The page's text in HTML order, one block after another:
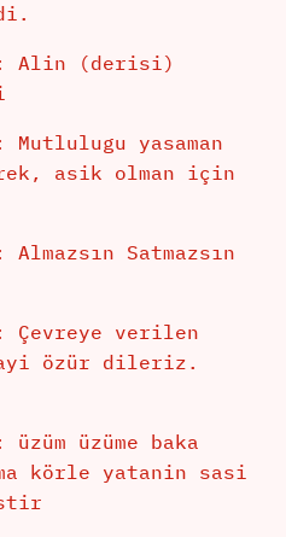
: Alin (derisi)
yasaman
asik olman için
Satmazsın
Çevreye verilen
özür dileriz.
üzüme baka
körle yatanin sasi